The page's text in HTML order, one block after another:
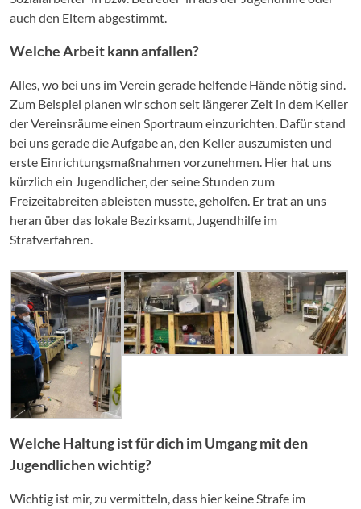
auch den Eltern abgestimmt.
Welche Arbeit kann anfallen?
Alles, wo bei uns im Verein gerade helfende Hände nötig sind.
Zum Beispiel planen wir schon seit längerer Zeit in dem Keller
der Vereinsräume einen Sportraum einzurichten. Dafür stand
bei uns gerade die Aufgabe an, den Keller auszumisten und
erste Einrichtungsmaßnahmen vorzunehmen. Hier hat uns
kürzlich ein Jugendlicher, der seine Stunden zum
Freizeitabreiten ableisten musste, geholfen. Er trat an uns
heran über das lokale Bezirksamt, Jugendhilfe im
Strafverfahren.
Welche Haltung ist für dich im Umgang mit den
Jugendlichen wichtig?
Wichtig ist mir, zu vermitteln, dass hier keine Strafe im